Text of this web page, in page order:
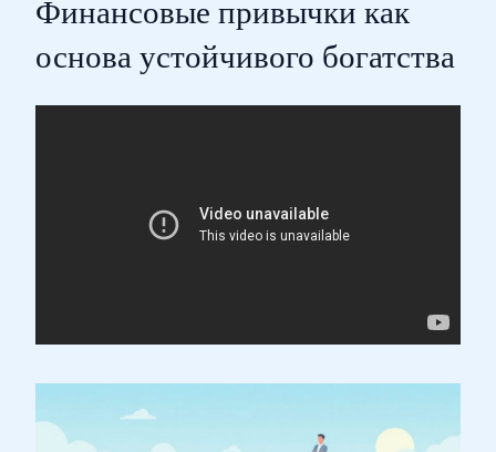
Финансовые привычки как
основа устойчивого богатства